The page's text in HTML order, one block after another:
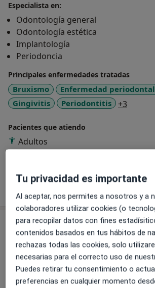
hay que realizar ninguna radiografía.
Especialista en:
Odontología general
Odontología estética
Implantología
Periodoncia
Principales enfermedades tratadas
Bruxismo Enfermedad periodontal
Gingivitis
Periodontitis +3
Pacientes que atiendo
Adultos
Mostrar más detalles
Servicios y precios
Primera visita Odontología
Desde 15 € Detalles
Exodoncia
Tu privacidad es importante
Al aceptar, nos permites a nosotros y a
colaboradores utilizar cookies (o
para recopilar datos con fines
contenidos basados en tus hábitos de
rechazas todas las cookies, solo
necesarias para el correcto uso de
Puedes retirar tu consentimiento o
preferencias en cualquier momento